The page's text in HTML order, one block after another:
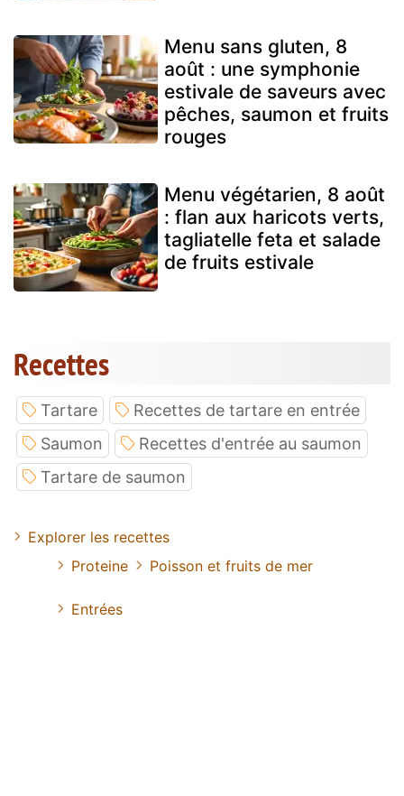
Menu sans gluten, 8
août : une symphonie
estivale de saveurs avec
pêches, saumon et fruits
rouges
Menu végétarien, 8 août
: flan aux haricots verts,
tagliatelle feta et salade
de fruits estivale
Recettes
Tartare
Recettes de tartare en entrée
Saumon
Recettes d'entrée au saumon
Tartare de saumon
Explorer les recettes
Proteine
Poisson et fruits de mer
Entrées